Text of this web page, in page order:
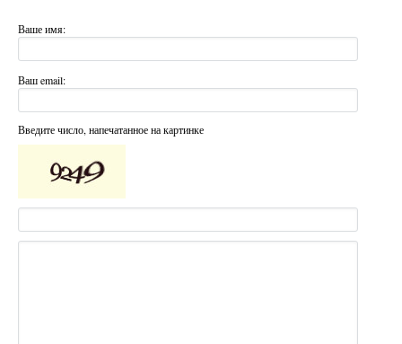
Ваше имя:
Ваш email:
Введите число, напечатанное на картинке